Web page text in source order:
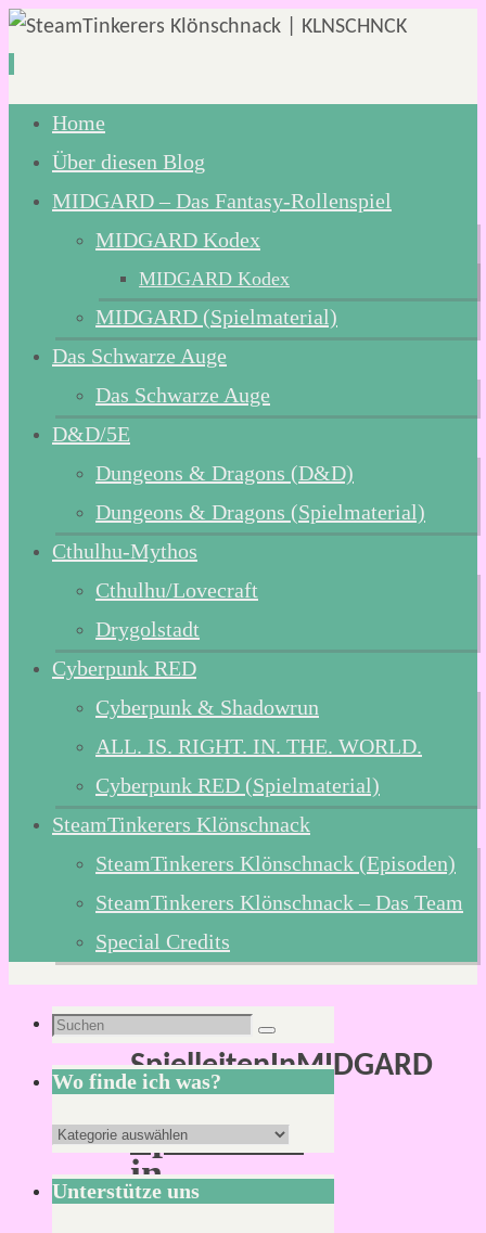
Zum
Inhalt
springen
Home
Über diesen Blog
MIDGARD – Das Fantasy-Rollenspiel
MIDGARD Kodex
MIDGARD Kodex
MIDGARD (Spielmaterial)
Das Schwarze Auge
Das Schwarze Auge
D&D/5E
Dungeons & Dragons (D&D)
Dungeons & Dragons (Spielmaterial)
Cthulhu-Mythos
Cthulhu/Lovecraft
Drygolstadt
Cyberpunk RED
Cyberpunk & Shadowrun
ALL. IS. RIGHT. IN. THE. WORLD.
Cyberpunk RED (Spielmaterial)
SteamTinkerers Klönschnack
SteamTinkerers Klönschnack (Episoden)
SteamTinkerers Klönschnack – Das Team
Special Credits
Schlagwort:
SpielleitenInMIDGARD
Spielleiten
in
MIDGARD
Suchen
nach:
Suchen
Wo finde ich was?
Wo
finde
ich
Unterstütze uns